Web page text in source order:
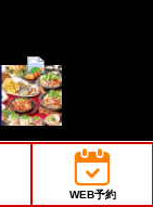
WEB予約